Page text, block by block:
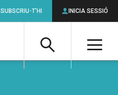
Cerca
SUBSCRIU-T'HI INICIA SESSIÓ